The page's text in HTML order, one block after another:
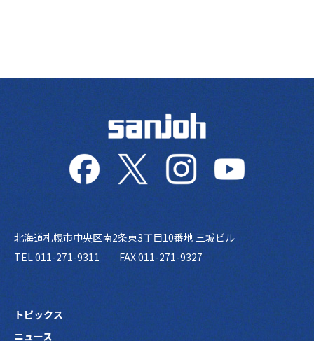
北海道札幌市中央区南2条東3丁目10番地 三城ビル
TEL 011-271-9311
FAX 011-271-9327
トピックス
ニュース